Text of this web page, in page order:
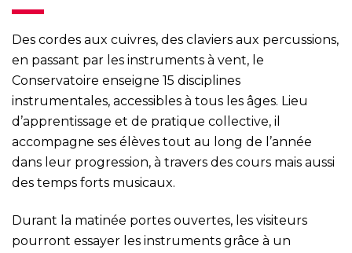
Des cordes aux cuivres, des claviers aux percussions,
en passant par les instruments à vent, le
Conservatoire enseigne 15 disciplines
instrumentales, accessibles à tous les âges. Lieu
d’apprentissage et de pratique collective, il
accompagne ses élèves tout au long de l’année
dans leur progression, à travers des cours mais aussi
des temps forts musicaux.
Durant la matinée portes ouvertes, les visiteurs
pourront essayer les instruments grâce à un